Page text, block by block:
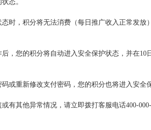
态。
时，积分将无法消费（每日推广收入正常发放
，您的积分将自动进入安全保护状态，并在10
码或重新修改支付密码，您的积分也将进入安全
有其他异常情况，请立即拨打客服电话400-